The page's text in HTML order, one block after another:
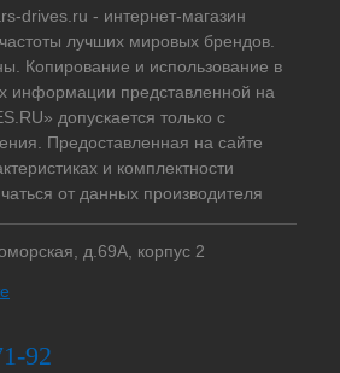
drives.ru - интернет-магазин
лучших мировых брендов.
Копирование и использование в
информации представленной на
допускается только с
Предоставленная на сайте
и комплектности
от данных производителя
д.69А, корпус 2
92